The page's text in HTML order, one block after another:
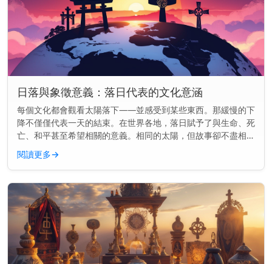
日落與象徵意義：落日代表的文化意涵
每個文化都會觀看太陽落下——並感受到某些東西。那緩慢的下
降不僅僅代表一天的結束。在世界各地，落日賦予了與生命、死
亡、和平甚至希望相關的意義。相同的太陽，但故事卻不盡相
同。 主要見解： 在各種文化中，落日常常象徵結束、反思與轉
變——但其意義會...
閱讀更多→